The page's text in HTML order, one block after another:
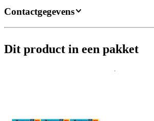
Contactgegevens
Dit product in een pakket